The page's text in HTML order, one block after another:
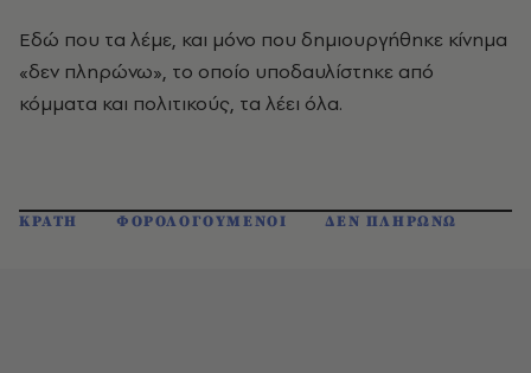
Εδώ που τα λέμε, και μόνο που δημιουργήθηκε κίνημα
«δεν πληρώνω», το οποίο υποδαυλίστηκε από
κόμματα και πολιτικούς, τα λέει όλα.
ΚΡΑΤΗ ΦΟΡΟΛΟΓΟΥΜΕΝΟΙ ΔΕΝ ΠΛΗΡΩΝΩ